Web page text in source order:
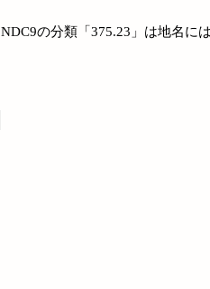
NDC9の分類「375.23」は地名に